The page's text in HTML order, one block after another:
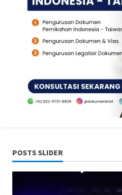
POSTS SLIDER